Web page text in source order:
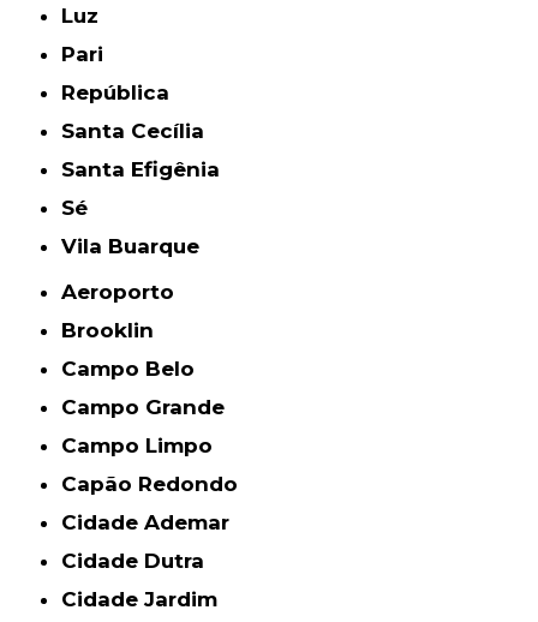
Luz
Pari
República
Santa Cecília
Santa Efigênia
Sé
Vila Buarque
Aeroporto
Brooklin
Campo Belo
Campo Grande
Campo Limpo
Capão Redondo
Cidade Ademar
Cidade Dutra
Cidade Jardim